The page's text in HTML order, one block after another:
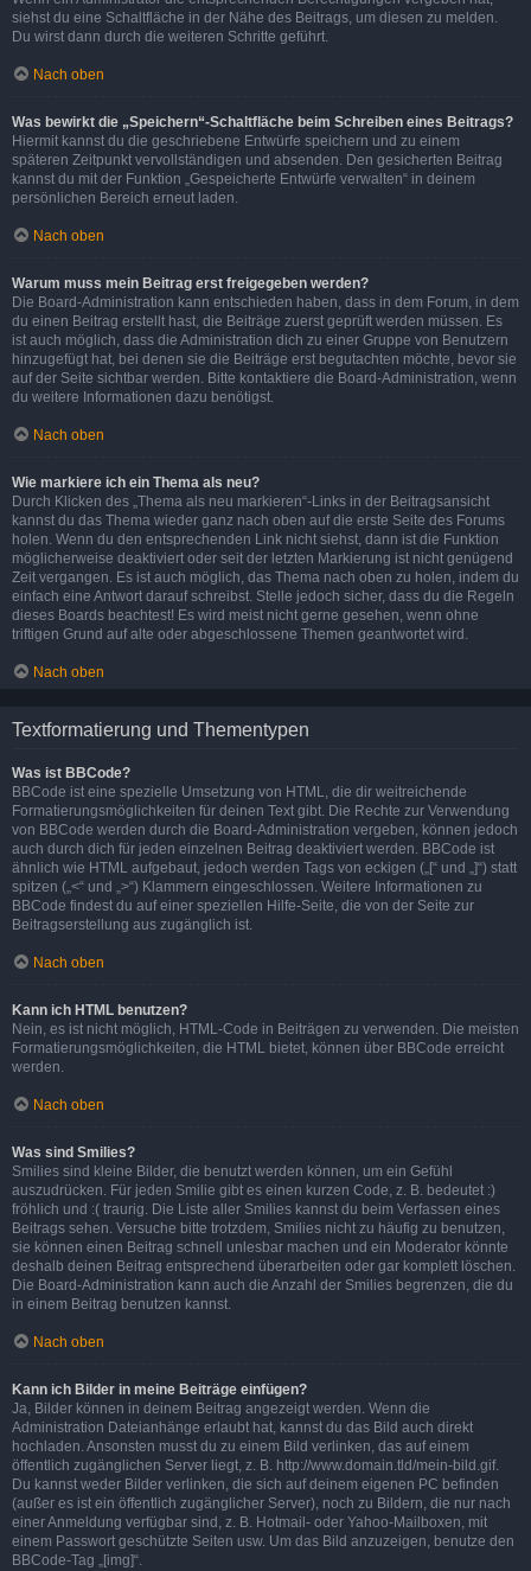
siehst du eine Schaltfläche in der Nähe des Beitrags, um diesen zu melden.
Du wirst dann durch die weiteren Schritte geführt.
Nach oben
Was bewirkt die „Speichern“-Schaltfläche beim Schreiben eines Beitrags?
Hiermit kannst du die geschriebene Entwürfe speichern und zu einem
späteren Zeitpunkt vervollständigen und absenden. Den gesicherten Beitrag
kannst du mit der Funktion „Gespeicherte Entwürfe verwalten“ in deinem
persönlichen Bereich erneut laden.
Nach oben
Warum muss mein Beitrag erst freigegeben werden?
Die Board-Administration kann entschieden haben, dass in dem Forum, in dem
du einen Beitrag erstellt hast, die Beiträge zuerst geprüft werden müssen. Es
ist auch möglich, dass die Administration dich zu einer Gruppe von Benutzern
hinzugefügt hat, bei denen sie die Beiträge erst begutachten möchte, bevor sie
auf der Seite sichtbar werden. Bitte kontaktiere die Board-Administration, wenn
du weitere Informationen dazu benötigst.
Nach oben
Wie markiere ich ein Thema als neu?
Durch Klicken des „Thema als neu markieren“-Links in der Beitragsansicht
kannst du das Thema wieder ganz nach oben auf die erste Seite des Forums
holen. Wenn du den entsprechenden Link nicht siehst, dann ist die Funktion
möglicherweise deaktiviert oder seit der letzten Markierung ist nicht genügend
Zeit vergangen. Es ist auch möglich, das Thema nach oben zu holen, indem du
einfach eine Antwort darauf schreibst. Stelle jedoch sicher, dass du die Regeln
dieses Boards beachtest! Es wird meist nicht gerne gesehen, wenn ohne
triftigen Grund auf alte oder abgeschlossene Themen geantwortet wird.
Nach oben
Textformatierung und Thementypen
Was ist BBCode?
BBCode ist eine spezielle Umsetzung von HTML, die dir weitreichende
Formatierungsmöglichkeiten für deinen Text gibt. Die Rechte zur Verwendung
von BBCode werden durch die Board-Administration vergeben, können jedoch
auch durch dich für jeden einzelnen Beitrag deaktiviert werden. BBCode ist
ähnlich wie HTML aufgebaut, jedoch werden Tags von eckigen („[“ und „]“) statt
spitzen („<“ und „>“) Klammern eingeschlossen. Weitere Informationen zu
BBCode findest du auf einer speziellen Hilfe-Seite, die von der Seite zur
Beitragserstellung aus zugänglich ist.
Nach oben
Kann ich HTML benutzen?
Nein, es ist nicht möglich, HTML-Code in Beiträgen zu verwenden. Die meisten
Formatierungsmöglichkeiten, die HTML bietet, können über BBCode erreicht
werden.
Nach oben
Was sind Smilies?
Smilies sind kleine Bilder, die benutzt werden können, um ein Gefühl
auszudrücken. Für jeden Smilie gibt es einen kurzen Code, z. B. bedeutet :)
fröhlich und :( traurig. Die Liste aller Smilies kannst du beim Verfassen eines
Beitrags sehen. Versuche bitte trotzdem, Smilies nicht zu häufig zu benutzen,
sie können einen Beitrag schnell unlesbar machen und ein Moderator könnte
deshalb deinen Beitrag entsprechend überarbeiten oder gar komplett löschen.
Die Board-Administration kann auch die Anzahl der Smilies begrenzen, die du
in einem Beitrag benutzen kannst.
Nach oben
Kann ich Bilder in meine Beiträge einfügen?
Ja, Bilder können in deinem Beitrag angezeigt werden. Wenn die
Administration Dateianhänge erlaubt hat, kannst du das Bild auch direkt
hochladen. Ansonsten musst du zu einem Bild verlinken, das auf einem
öffentlich zugänglichen Server liegt, z. B. http://www.domain.tld/mein-bild.gif.
Du kannst weder Bilder verlinken, die sich auf deinem eigenen PC befinden
(außer es ist ein öffentlich zugänglicher Server), noch zu Bildern, die nur nach
einer Anmeldung verfügbar sind, z. B. Hotmail- oder Yahoo-Mailboxen, mit
einem Passwort geschützte Seiten usw. Um das Bild anzuzeigen, benutze den
BBCode-Tag „[img]“.